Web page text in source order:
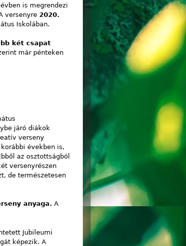
is megrendezi
versenyre 2020.
Iskolában.
két csapat
már pénteken
járó diákok
verseny
években is,
az osztottságból
versenyrészen
de természetesen
anyaga. A
Jubileumi
képezik. A